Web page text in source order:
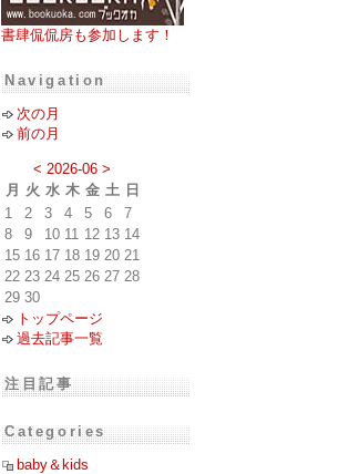
書肆侃侃房も参加します！
Navigation
次の月
前の月
< 2026-06 >
月
火 水 木 金 土 日
1
2 3 4 5 6
7
8
9 10 11 12 13 14
15 16 17 18 19 20 21
22 23 24 25 26 27 28
29 30
トップページ
過去記事一覧
注目記事
Categories
baby＆kids